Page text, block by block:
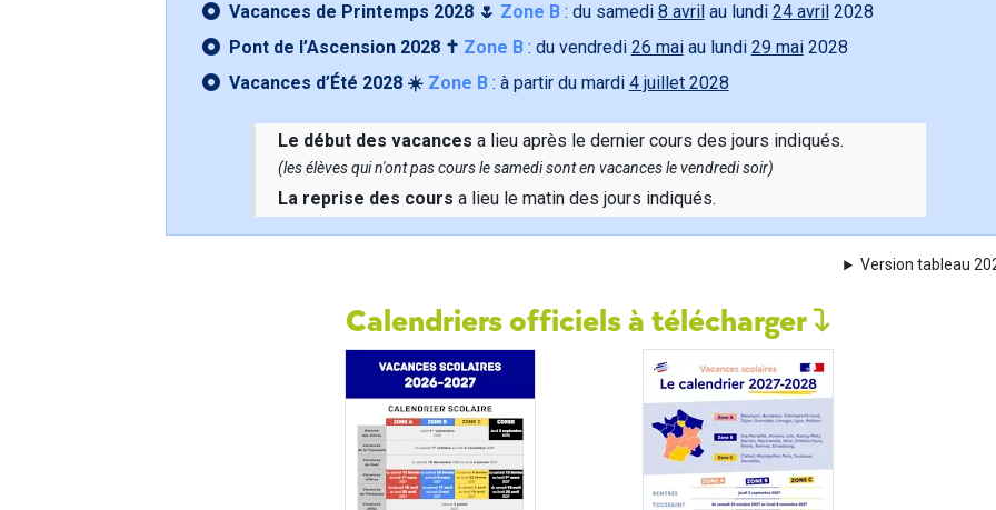
Vacances de Printemps 2028 🌷 Zone B: du samedi 8 avril au lundi 24 avril 2028
Pont de l’Ascension 2028 ✝️ Zone B: du vendredi 26 maiau lundi 29 mai2028
Vacances d’Été 2028 ☀️ Zone B: à partir du mardi 4 juillet 2028
Le début des vacances a lieu après le dernier cours des jours indiqués.
(les élèves qui n'ont pas cours le samedi sont en vacances le vendredi soir)
La reprise des cours a lieu le matin des jours indiqués.
Version tableau
Calendriers officiels à télécharger